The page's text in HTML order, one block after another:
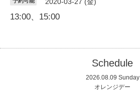
2020-03-27 (金)
13:00、15:00
Schedule
2026.08.09 Sunday
オレンジデー